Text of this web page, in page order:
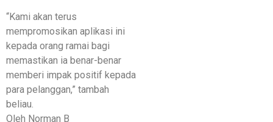
“Kami akan terus
mempromosikan aplikasi ini
kepada orang ramai bagi
memastikan ia benar-benar
memberi impak positif kepada
para pelanggan,” tambah
beliau.
Oleh Norman B